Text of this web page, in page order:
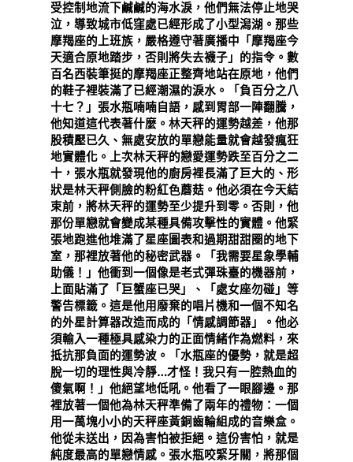
受控制地流下鹹鹹的海水淚，他們無法停止地哭
泣，導致城市低窪處已經形成了小型潟湖。那些
摩羯座的上班族，嚴格遵守著廣播中「摩羯座今
天適合原地踏步，否則將失去襪子」的指令。數
百名西裝筆挺的摩羯座正整齊地站在原地，他們
的鞋子裡裝滿了已經潮濕的淚水。「負百分之八
十七？」張水瓶喃喃自語，感到胃部一陣翻騰，
他知道這代表著什麼。林天秤的運勢越差，他那
股積壓已久、無處安放的單戀能量就會越發瘋狂
地實體化。上次林天秤的戀愛運勢跌至百分之二
十，張水瓶就發現他的廚房裡長滿了巨大的、形
狀是林天秤側臉的粉紅色蘑菇。他必須在今天結
束前，將林天秤的運勢至少提升到零。否則，他
那份單戀就會變成某種具備攻擊性的實體。他緊
張地跑進他堆滿了星座圖表和過期甜甜圈的地下
室，那裡放著他的秘密武器。「我需要星象學輔
助儀！」他衝到一個像是老式彈珠臺的機器前，
上面貼滿了「巨蟹座已哭」、「處女座勿碰」等
警告標籤。這是他用廢棄的唱片機和一個不知名
的外星計算器改造而成的「情感調節器」。他必
須輸入一種極具感染力的正面情緒作為燃料，來
抵抗那負面的運勢波。「水瓶座的優勢，就是超
脫一切的理性與冷靜…才怪！我只有一腔熱血的
傻氣啊！」他絕望地低吼。他看了一眼腳邊。那
裡放著一個他為林天秤準備了兩年的禮物：一個
用一萬塊小小的天秤座黃銅齒輪組成的音樂盒。
他從未送出，因為害怕被拒絕。這份害怕，就是
純度最高的單戀情感。張水瓶咬緊牙關，將那個